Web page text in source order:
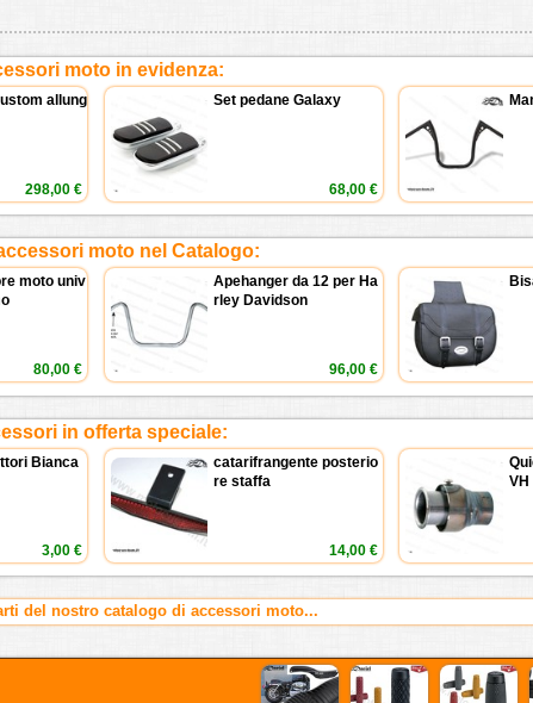
moto in evidenza:
allung
298,00 €
Set pedane Galaxy
68,00 €
moto nel Catalogo:
moto univ
80,00 €
Apehanger da 12 per Ha
rley Davidson
96,00 €
in offerta speciale:
Bianca
3,00 €
catarifrangente posterio
re staffa
14,00 €
VH
del nostro catalogo di accessori moto...